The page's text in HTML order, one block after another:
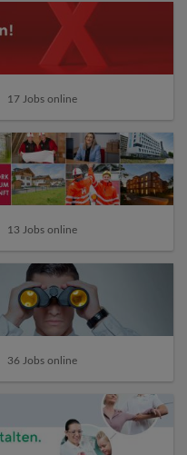
17 Jobs online
13 Jobs online
36 Jobs online